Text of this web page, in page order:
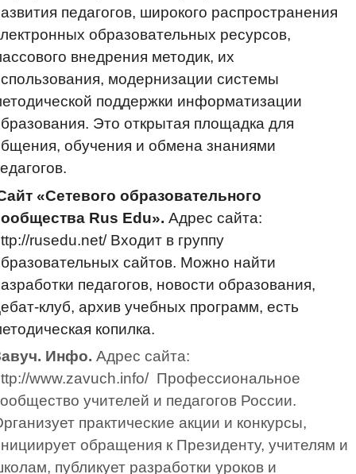
педагогов, широкого распространения
образовательных ресурсов,
внедрения методик, их
модернизации системы
поддержки информатизации
Это открытая площадка для
обучения и обмена знаниями
«Сетевого образовательного
Rus Edu». Адрес сайта:
rusedu.net/ Входит в группу
сайтов. Можно найти
педагогов, новости образования,
клуб, архив учебных программ, есть
копилка.
Инфо. Адрес сайта:
www.zavuch.info/ Профессиональное
учителей и педагогов России.
практические акции и конкурсы,
обращения к Президенту, учителям и
публикует разработки уроков и